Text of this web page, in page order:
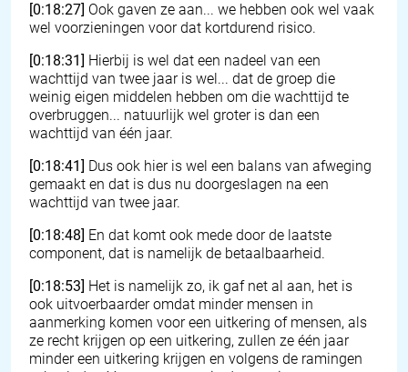
[0:18:27] Ook gaven ze aan... we hebben ook wel vaak
wel voorzieningen voor dat kortdurend risico.
[0:18:31] Hierbij is wel dat een nadeel van een
wachttijd van twee jaar is wel... dat de groep die
weinig eigen middelen hebben om die wachttijd te
overbruggen... natuurlijk wel groter is dan een
wachttijd van één jaar.
[0:18:41] Dus ook hier is wel een balans van afweging
gemaakt en dat is dus nu doorgeslagen na een
wachttijd van twee jaar.
[0:18:48] En dat komt ook mede door de laatste
component, dat is namelijk de betaalbaarheid.
[0:18:53] Het is namelijk zo, ik gaf net al aan, het is
ook uitvoerbaarder omdat minder mensen in
aanmerking komen voor een uitkering of mensen, als
ze recht krijgen op een uitkering, zullen ze één jaar
minder een uitkering krijgen en volgens de ramingen